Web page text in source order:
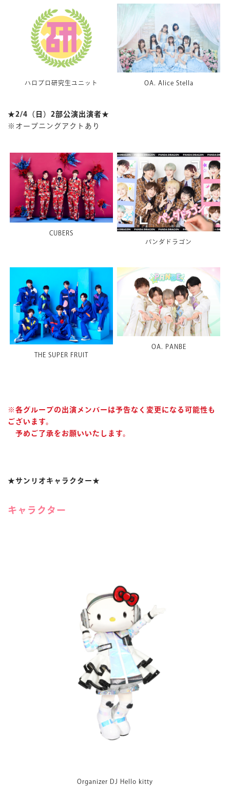
ハロプロ研究生ユニット OA. Alice Stella
★2/4（日 ）2部公演出演者★
※オープニングアクトあり
CUBERS
パンダドラゴン
THE SUPER FRUIT
OA. PANBE
※各グループの出演メンバーは予告なく変更になる可能性も
ございます。
予めご了承をお願いいたします。
★サンリオキャラクター★
キャラクター
Organizer DJ Hello kitty